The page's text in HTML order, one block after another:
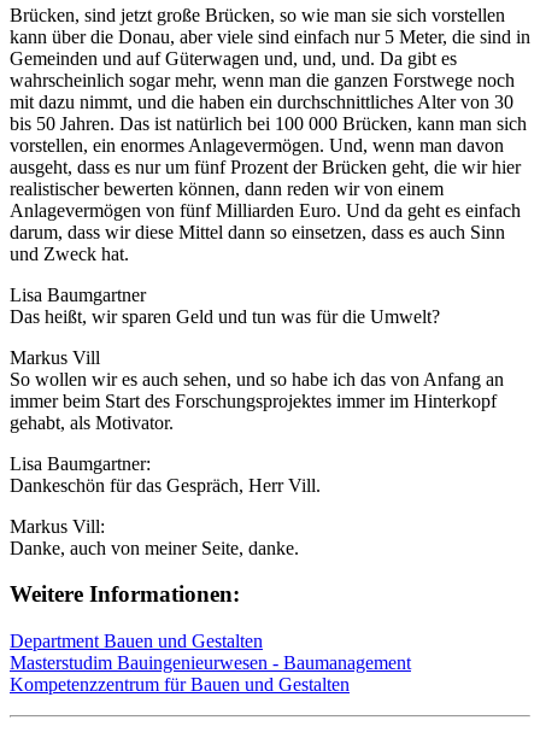
Brücken, sind jetzt große Brücken, so wie man sie sich vorstellen
kann über die Donau, aber viele sind einfach nur 5 Meter, die sind in
Gemeinden und auf Güterwagen und, und, und. Da gibt es
wahrscheinlich sogar mehr, wenn man die ganzen Forstwege noch
mit dazu nimmt, und die haben ein durchschnittliches Alter von 30
bis 50 Jahren. Das ist natürlich bei 100 000 Brücken, kann man sich
vorstellen, ein enormes Anlagevermögen. Und, wenn man davon
ausgeht, dass es nur um fünf Prozent der Brücken geht, die wir hier
realistischer bewerten können, dann reden wir von einem
Anlagevermögen von fünf Milliarden Euro. Und da geht es einfach
darum, dass wir diese Mittel dann so einsetzen, dass es auch Sinn
und Zweck hat.
Lisa Baumgartner
Das heißt, wir sparen Geld und tun was für die Umwelt?
Markus Vill
So wollen wir es auch sehen, und so habe ich das von Anfang an
immer beim Start des Forschungsprojektes immer im Hinterkopf
gehabt, als Motivator.
Lisa Baumgartner:
Dankeschön für das Gespräch, Herr Vill.
Markus Vill:
Danke, auch von meiner Seite, danke.
Weitere Informationen:
Department Bauen und Gestalten
Masterstudim Bauingenieurwesen - Baumanagement
Kompetenzzentrum für Bauen und Gestalten